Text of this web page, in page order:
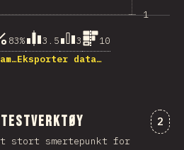
1
83% 3.5 3
10
Eksporter data…
testverktøy 2
stort smertepunkt for